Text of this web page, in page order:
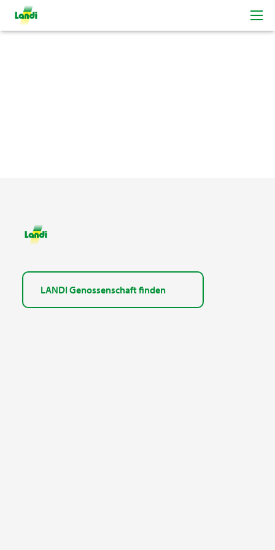
LANDI Genossenschaft finden